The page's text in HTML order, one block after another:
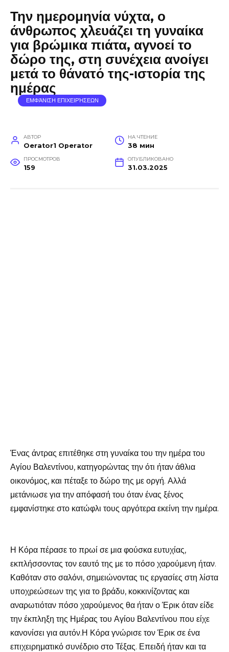
Την ημερομηνία νύχτα, ο
άνθρωπος χλευάζει τη γυναίκα
για βρώμικα πιάτα, αγνοεί το
δώρο της, στη συνέχεια ανοίγει
μετά το θάνατό της-ιστορία της
ημέρας
ΕΜΦΆΝΙΣΗ ΕΠΙΧΕΙΡΉΣΕΩΝ
АВТОР
Oerator1 Operator
НА ЧТЕНИЕ
38 мин
ПРОСМОТРОВ
159
ОПУБЛИКОВАНО
31.03.2025
Ένας άντρας επιτέθηκε στη γυναίκα του την ημέρα του
Αγίου Βαλεντίνου, κατηγορώντας την ότι ήταν άθλια
οικονόμος, και πέταξε το δώρο της με οργή. Αλλά
μετάνιωσε για την απόφασή του όταν ένας ξένος
εμφανίστηκε στο κατώφλι τους αργότερα εκείνη την ημέρα.
Η Κόρα πέρασε το πρωί σε μια φούσκα ευτυχίας,
εκπλήσσοντας τον εαυτό της με το πόσο χαρούμενη ήταν.
Καθόταν στο σαλόνι, σημειώνοντας τις εργασίες στη λίστα
υποχρεώσεων της για το βράδυ, κοκκινίζοντας και
αναρωτιόταν πόσο χαρούμενος θα ήταν ο Έρικ όταν είδε
την έκπληξη της Ημέρας του Αγίου Βαλεντίνου που είχε
κανονίσει για αυτόν.Η Κόρα γνώρισε τον Έρικ σε ένα
επιχειρηματικό συνέδριο στο Τέξας. Επειδή ήταν και τα